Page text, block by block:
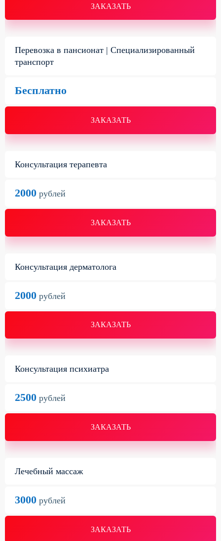
ЗАКАЗАТЬ
Перевозка в пансионат | Специализированный
транспорт
ЗАКАЗАТЬ
Бесплатно
Консультация терапевта
ЗАКАЗАТЬ
2000 рублей
Консультация дерматолога
ЗАКАЗАТЬ
2000 рублей
Консультация психиатра
ЗАКАЗАТЬ
2500 рублей
Лечебный массаж
ЗАКАЗАТЬ
3000 рублей